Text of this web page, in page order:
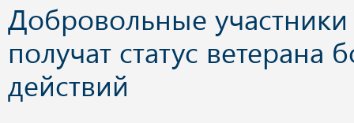
Добровольные
получат статус ветерана
действий